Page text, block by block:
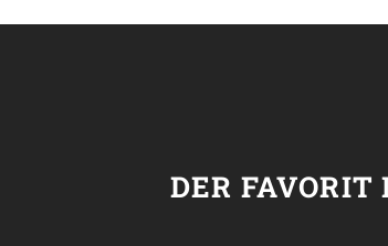
DER